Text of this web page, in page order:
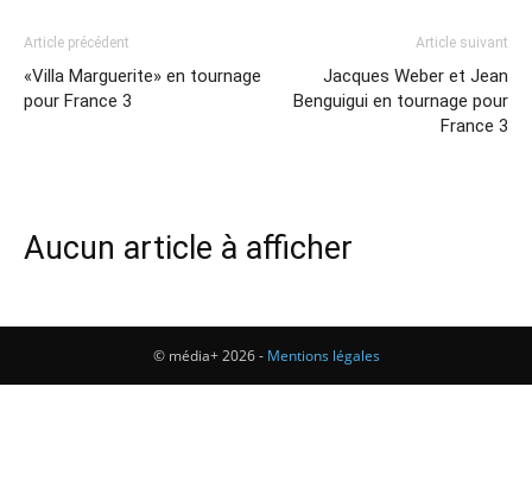
Article précédent
«Villa Marguerite» en tournage
pour France 3
Article suivant
Jacques Weber et Jean
Benguigui en tournage pour
France 3
Aucun article à afficher
© média+ 2026 - Mentions légales